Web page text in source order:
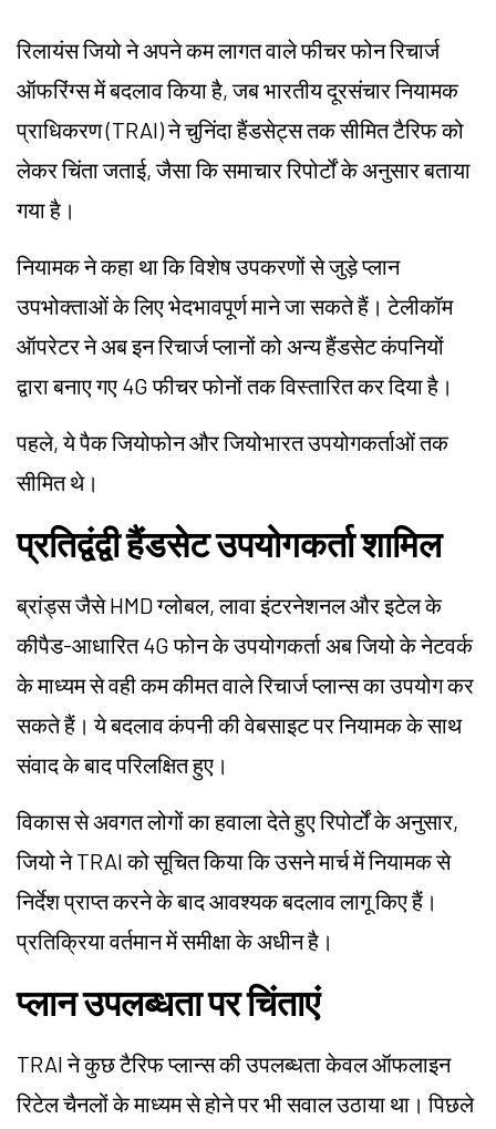
रिलायंस जियो ने अपने कम लागत वाले फीचर फोन रिचार्ज
ऑफरिंग्स में बदलाव किया है, जब भारतीय दूरसंचार नियामक
प्राधिकरण (TRAI) ने चुनिंदा हैंडसेट्स तक सीमित टैरिफ को
लेकर चिंता जताई, जैसा कि समाचार रिपोर्टों के अनुसार बताया
गया है।
नियामक ने कहा था कि विशेष उपकरणों से जुड़े प्लान
उपभोक्ताओं के लिए भेदभावपूर्ण माने जा सकते हैं। टेलीकॉम
ऑपरेटर ने अब इन रिचार्ज प्लानों को अन्य हैंडसेट कंपनियों
द्वारा बनाए गए 4G फीचर फोनों तक विस्तारित कर दिया है।
पहले, ये पैक जियोफोन और जियोभारत उपयोगकर्ताओं तक
सीमित थे।
प्रतिद्वंद्वी हैंडसेट उपयोगकर्ता शामिल
ब्रांड्स जैसे HMD ग्लोबल, लावा इंटरनेशनल और इटेल के
कीपैड-आधारित 4G फोन के उपयोगकर्ता अब जियो के नेटवर्क
के माध्यम से वही कम कीमत वाले रिचार्ज प्लान्स का उपयोग कर
सकते हैं। ये बदलाव कंपनी की वेबसाइट पर नियामक के साथ
संवाद के बाद परिलक्षित हुए।
विकास से अवगत लोगों का हवाला देते हुए रिपोर्टों के अनुसार,
जियो ने TRAI को सूचित किया कि उसने मार्च में नियामक से
निर्देश प्राप्त करने के बाद आवश्यक बदलाव लागू किए हैं।
प्रतिक्रिया वर्तमान में समीक्षा के अधीन है।
प्लान उपलब्धता पर चिंताएं
TRAI ने कुछ टैरिफ प्लान्स की उपलब्धता केवल ऑफलाइन
रिटेल चैनलों के माध्यम से होने पर भी सवाल उठाया था। पिछले